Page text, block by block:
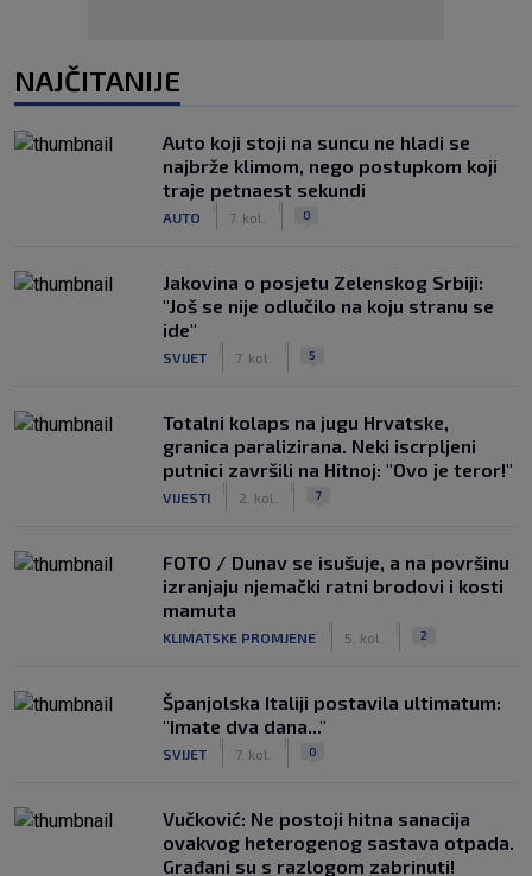
NAJČITANIJE
Auto koji stoji na suncu ne hladi se
najbrže klimom, nego postupkom koji
traje petnaest sekundi
AUTO 7. kol. 0
Jakovina o posjetu Zelenskog Srbiji:
"Još se nije odlučilo na koju stranu se
ide"
SVIJET 7. kol. 5
Totalni kolaps na jugu Hrvatske,
granica paralizirana. Neki iscrpljeni
putnici završili na Hitnoj: "Ovo je teror!"
VIJESTI 2. kol. 7
FOTO / Dunav se isušuje, a na površinu
izranjaju njemački ratni brodovi i kosti
mamuta
KLIMATSKE PROMJENE 5. kol. 2
Španjolska Italiji postavila ultimatum:
"Imate dva dana..."
SVIJET 7. kol. 0
Vučković: Ne postoji hitna sanacija
ovakvog heterogenog sastava otpada.
Građani su s razlogom zabrinuti!